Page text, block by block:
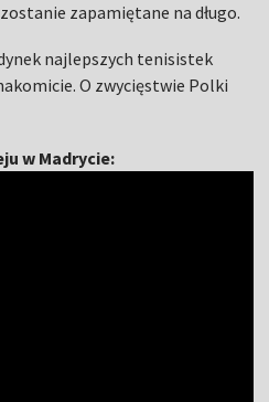
zapamiętane na długo.
najlepszych tenisistek
O zwycięstwie Polki
w Madrycie: